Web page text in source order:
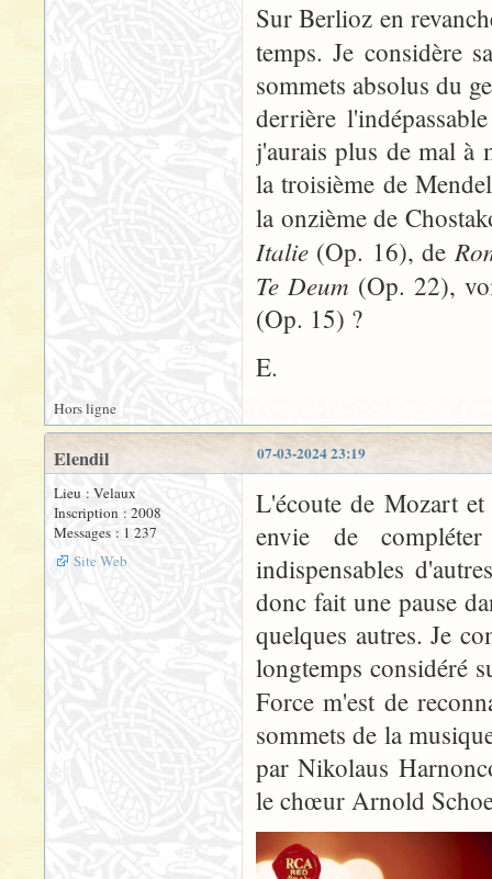
Sur Berlioz en
temps. Je considère
sommets absolus du
derrière
j'aurais plus de mal à
la troisième de
la onzième de
Italie (Op. 16), de
Te Deum (Op. 22),
(Op. 15) ?
E.
Hors ligne
07-03-2024 23:19
Elendil
Lieu : Velaux
Inscription : 2008
Messages : 1 237
Site Web
L'écoute de Mozart
envie de
indispensables
donc fait une pause
quelques autres. Je
longtemps considéré
Force m'est de
sommets de la
par Nikolaus
le chœur Arnold